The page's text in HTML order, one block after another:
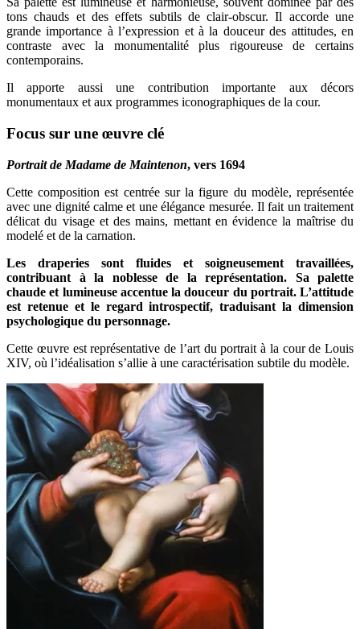
tons chauds et des effets subtils de clair-obscur. Il accorde une
grande importance à l’expression et à la douceur des attitudes, en
contraste avec la monumentalité plus rigoureuse de certains
contemporains.
Il apporte aussi une contribution importante aux décors
monumentaux et aux programmes iconographiques de la cour.
Focus sur une œuvre clé
Portrait de Madame de Maintenon, vers 1694
Cette composition est centrée sur la figure du modèle, représentée
avec une dignité calme et une élégance mesurée. Il fait un traitement
délicat du visage et des mains, mettant en évidence la maîtrise du
modelé et de la carnation.
Les draperies sont fluides et soigneusement travaillées,
contribuant à la noblesse de la représentation. Sa palette
chaude et lumineuse accentue la douceur du portrait. L’attitude
est retenue et le regard introspectif, traduisant la dimension
psychologique du personnage.
Cette œuvre est représentative de l’art du portrait à la cour de Louis
XIV, où l’idéalisation s’allie à une caractérisation subtile du modèle.